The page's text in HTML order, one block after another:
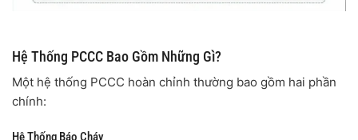
Hệ Thống PCCC Bao Gồm Những Gì?
Một hệ thống PCCC hoàn chỉnh thường bao gồm hai phần
chính:
Hệ Thống Báo Cháy